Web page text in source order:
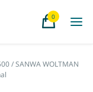
0
/ SANWA WOLTMAN